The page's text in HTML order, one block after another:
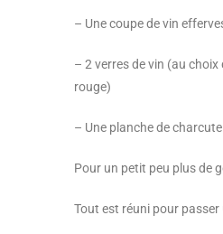
– Une coupe de vin
– 2 verres de vin (au
rouge)
– Une planche de
Pour un petit peu plus de
Tout est réuni pour passer